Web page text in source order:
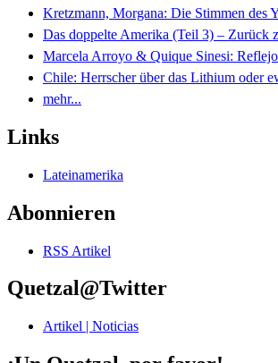
Kretzmann, Morgana: Die Stimmen des
Das doppelte Amerika (Teil 3) – Zurück
Marcela Arroyo & Quique Sinesi:
Chile: Herrscher über das Lithium oder
mehr...
Links
Lateinamerika
Abonnieren
RSS Artikel
Quetzal@Twitter
Artikel | Noticias